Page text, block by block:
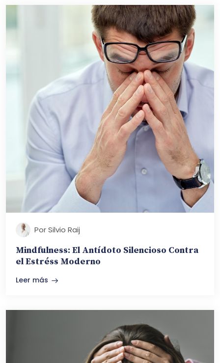
Por Silvio Raij
Mindfulness: El Antídoto Silencioso Contra
el Estréss Moderno
Leer más